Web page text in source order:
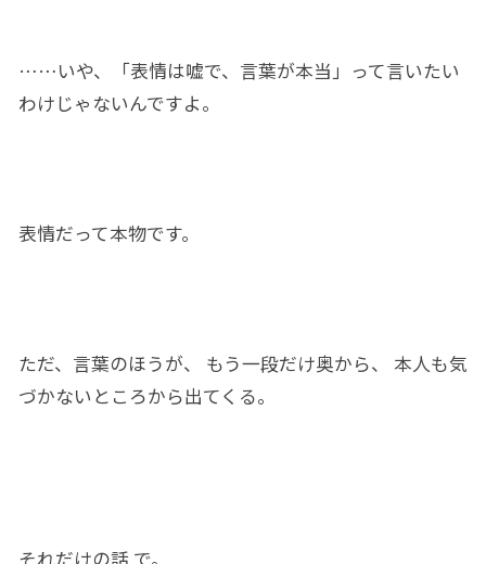
……いや、「表情は嘘で、 言葉が本当 」 って言いたい
わけじゃないんですよ。
表情だって本物です。
ただ、言葉のほうが、 もう一段だけ奥から、 本人も気
づかないところから出てくる。
それだけの話 で。